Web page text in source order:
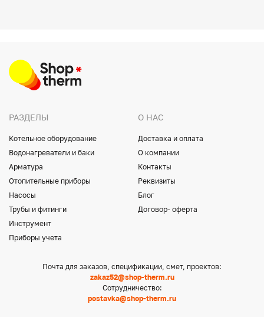
РАЗДЕЛЫ
Котельное оборудование
Водонагреватели и баки
Арматура
Отопительные приборы
Насосы
Трубы и фитинги
Инструмент
Приборы учета
О НАС
Доставка и оплата
О компании
Контакты
Реквизиты
Блог
Договор- оферта
Почта для заказов, спецификации, смет, проектов:
zakaz52@shop-therm.ru
Сотрудничество:
postavka@shop-therm.ru